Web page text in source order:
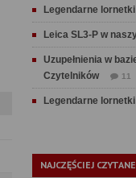
Legendarne
Leica SL3-P w
Uzupełnienia w
Czytelników
11
Legendarne
NAJCZĘŚCIEJ CZYTANE